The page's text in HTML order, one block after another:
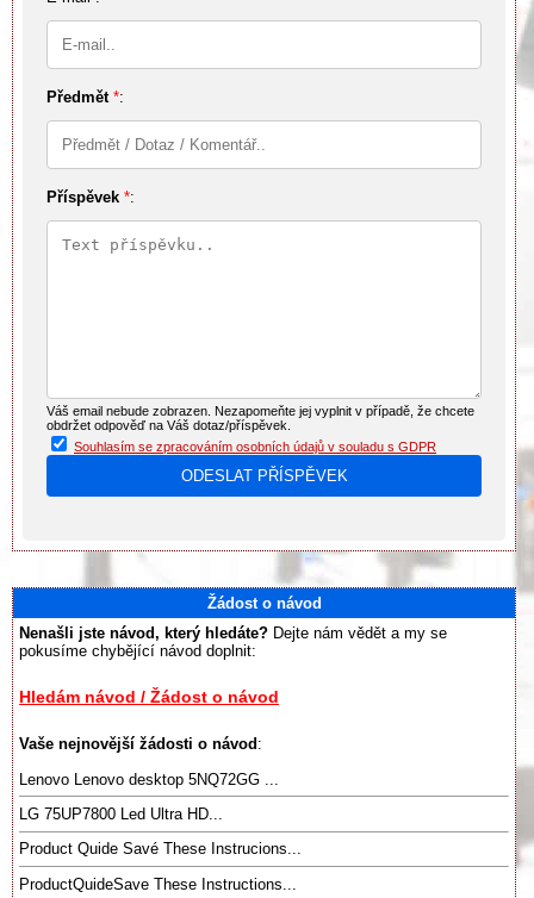
Předmět *:
Příspěvek *:
Váš email nebude zobrazen. Nezapomeňte jej vyplnit v případě, že chcete
obdržet odpověď na Váš dotaz/příspěvek.
Souhlasím se zpracováním osobních údajů v souladu s GDPR
Žádost o návod
Nenašli jste návod, který hledáte? Dejte nám vědět a my se
pokusíme chybějící návod doplnit:
Hledám návod / Žádost o návod
Vaše nejnovější žádosti o návod :
Lenovo Lenovo desktop 5NQ72GG ...
LG 75UP7800 Led Ultra HD...
Product Quide Savé These Instrucions...
ProductQuideSave These Instructions...